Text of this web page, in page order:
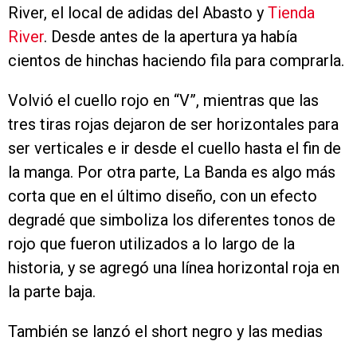
River, el local de adidas del Abasto y Tienda
River. Desde antes de la apertura ya había
cientos de hinchas haciendo fila para comprarla.
Volvió el cuello rojo en “V”, mientras que las
tres tiras rojas dejaron de ser horizontales para
ser verticales e ir desde el cuello hasta el fin de
la manga. Por otra parte, La Banda es algo más
corta que en el último diseño, con un efecto
degradé que simboliza los diferentes tonos de
rojo que fueron utilizados a lo largo de la
historia, y se agregó una línea horizontal roja en
la parte baja.
También se lanzó el short negro y las medias